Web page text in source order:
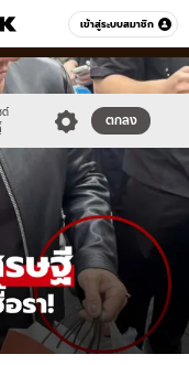
เข้าสู่ระบบสมาชิก
หมวดอื่นๆ
ต์
ตกลง